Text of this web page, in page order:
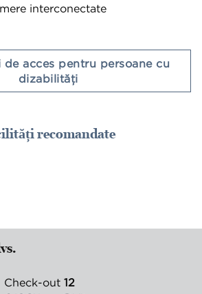
interconectate
de acces pentru persoane cu
dizabilităţi
recomandate
DE FITNESS
Check-out 12